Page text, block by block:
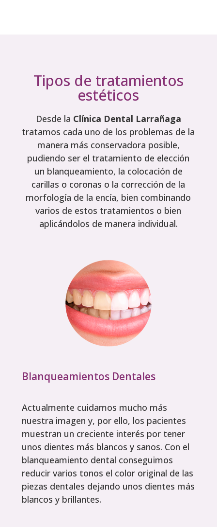
Tipos de tratamientos
estéticos
Desde la Clínica Dental Larrañaga
tratamos cada uno de los problemas de la
manera más conservadora posible,
pudiendo ser el tratamiento de elección
un blanqueamiento, la colocación de
carillas o coronas o la corrección de la
morfología de la encía, bien combinando
varios de estos tratamientos o bien
aplicándolos de manera individual.
Blanqueamientos Dentales
Actualmente cuidamos mucho más
nuestra imagen y, por ello, los pacientes
muestran un creciente interés por tener
unos dientes más blancos y sanos. Con el
blanqueamiento dental conseguimos
reducir varios tonos el color original de las
piezas dentales dejando unos dientes más
blancos y brillantes.